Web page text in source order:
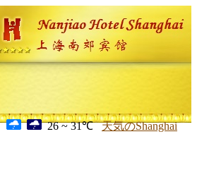
26 ~ 31℃ 天気のShanghai